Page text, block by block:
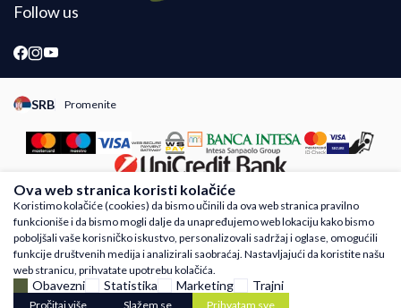
Follow us
SRB Promenite
Promeni instancu sajta, posetite sajtove za druge zemlje
Nastojimo da budemo što precizniji u opisu proizvoda, prikazu slika i samih cena,
ali ne možemo garantovati da su sve informacije kompletne i bez grešaka. Svi
artikli prikazani na sajtu su deo naše ponude i ne podrazumeva da su dostupni u
svakom trenutku. Raspoloživost robe možete proveriti besplatnim pozivom Call
Centra na 011 4221410
Ova web stranica koristi kolačiće
Koristimo kolačiće (cookies) da bismo učinili da ova web stranica pravilno
funkcioniše i da bismo mogli dalje da unapređujemo web lokaciju kako bismo
poboljšali vaše korisničko iskustvo, personalizovali sadržaj i oglase, omogućili
funkcije društvenih medija i analizirali saobraćaj. Nastavljajući da koristite našu
web stranicu, prihvatate upotrebu kolačića.
Obavezni Statistika Marketing Trajni
Pročitaj više Slažem se Prihvatam sve